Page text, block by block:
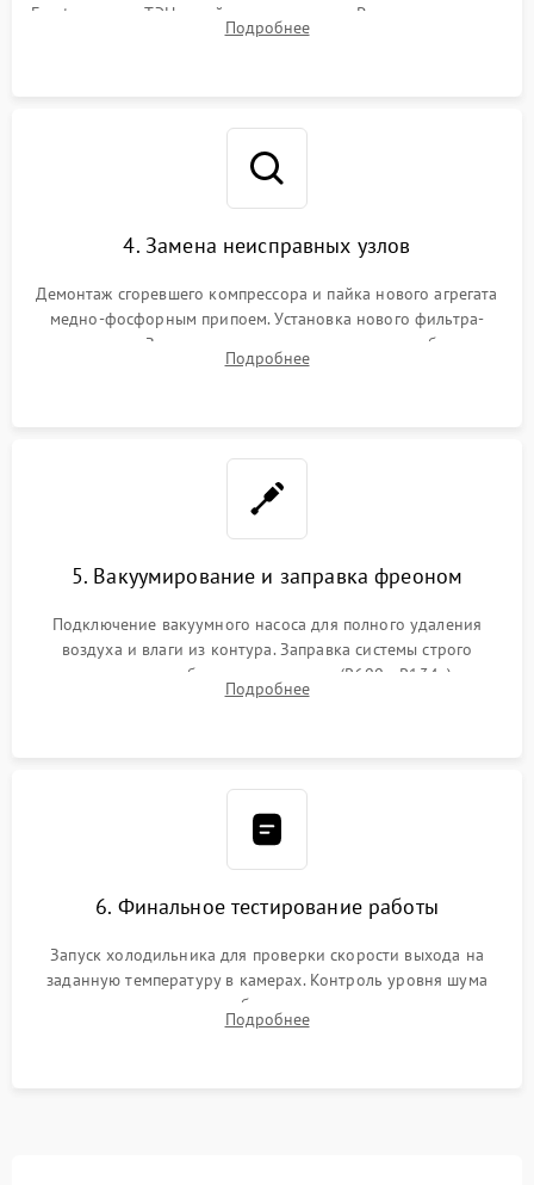
Frost, включая ТЭН оттайки и вентилятор. Ремонт или замена
платы управления при сбоях алгоритмов.
Подробнее
4. Замена неисправных узлов
Демонтаж сгоревшего компрессора и пайка нового агрегата
медно-фосфорным припоем. Установка нового фильтра-
осушителя. Замена изношенных вентиляторов обдува,
сломанных заслонок или поврежденных дверных петель.
Подробнее
5. Вакуумирование и заправка фреоном
Подключение вакуумного насоса для полного удаления
воздуха и влаги из контура. Заправка системы строго
дозированным объемом хладагента (R600a, R134a) по
электронным весам. Контроль рабочего давления в системе.
Подробнее
6. Финальное тестирование работы
Запуск холодильника для проверки скорости выхода на
заданную температуру в камерах. Контроль уровня шума
компрессора, отсутствия обмерзания стенок и корректного
срабатывания системы автоматической оттайки.
Подробнее